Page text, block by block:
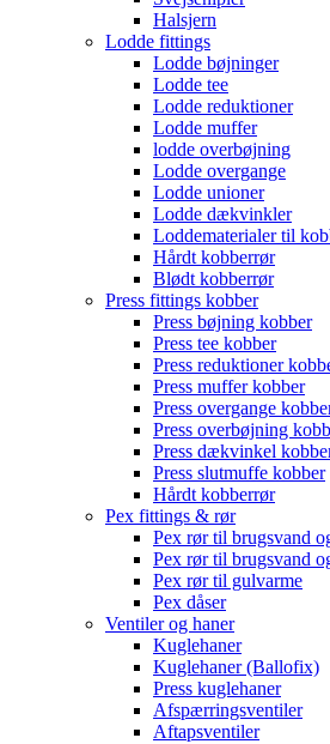
Halsjern
Lodde fittings
Lodde bøjninger
Lodde tee
Lodde reduktioner
Lodde muffer
lodde overbøjning
Lodde overgange
Lodde unioner
Lodde dækvinkler
Loddematerialer til
Hårdt kobberrør
Blødt kobberrør
Press fittings kobber
Press bøjning kobber
Press tee kobber
Press reduktioner
Press muffer kobber
Press overgange
Press overbøjning
Press dækvinkel
Press slutmuffe kobber
Hårdt kobberrør
Pex fittings & rør
Pex rør til brugsvand
Pex rør til brugsvand
Pex rør til gulvarme
Pex dåser
Ventiler og haner
Kuglehaner
Kuglehaner (Ballofix)
Press kuglehaner
Afspærringsventiler
Aftapsventiler